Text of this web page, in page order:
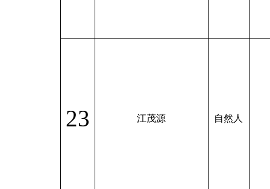
23 江茂源 自然人